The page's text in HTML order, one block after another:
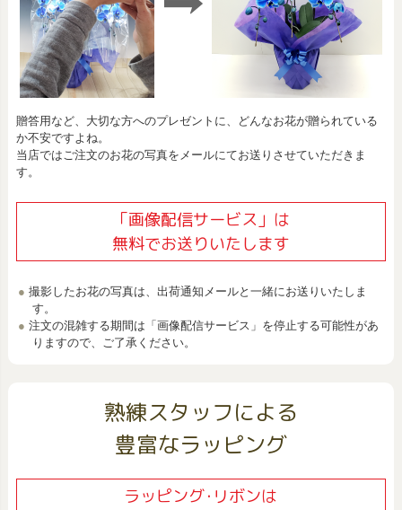
贈答用など、大切な方へのプレゼントに、どんなお花が贈られている
か不安ですよね。
当店ではご注文のお花の写真をメールにてお送りさせていただきま
す。
「画像配信サービス」は
無料でお送りいたします
撮影したお花の写真は、出荷通知メールと一緒にお送りいたしま
す。
注文の混雑する期間は「画像配信サービス」を停止する可能性があ
りますので、ご了承ください。
熟練スタッフによる
豊富なラッピング
ラッピング･リボンは